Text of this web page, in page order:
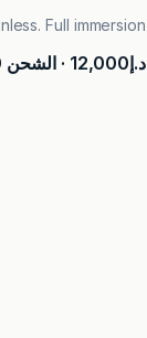
Full immersion.
د.إ12,000 · الشحن 30–40 يوماً